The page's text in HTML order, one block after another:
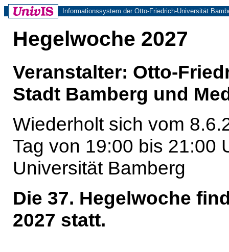
Informationssystem der Otto-Friedrich-Universität
Hegelwoche 2027
Veranstalter: Otto-
Stadt Bamberg und
Wiederholt sich vom
Tag von 19:00 bis 21:00
Universität Bamberg
Die 37. Hegelwoche
2027 statt.